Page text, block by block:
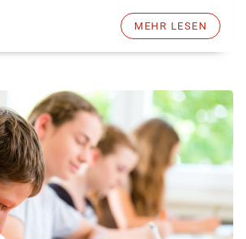
MEHR LESEN